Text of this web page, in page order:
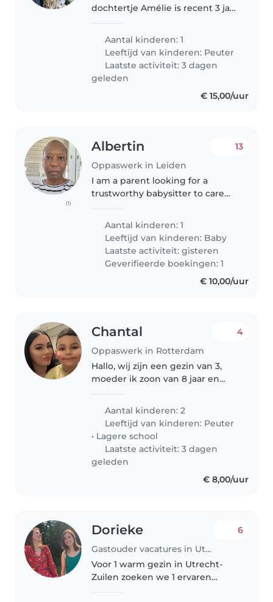
dochtertje Amélie is recent 3 jaar
Hilversum en zoeken een lieve
en betrouwbare oppas die per
20 augustus beschikbaar is..
Aantal kinderen: 1
Leeftijd van kinderen: Peuter
Laatste activiteit: 3 dagen
geleden
€ 15,00/uur
(1)
Albertin
Oppaswerk in Leiden
13
I am a parent looking for a
trustworthy babysitter to care
traveling from Switzerland for a
conference (2-3 September
2026) in Leiden. So, i need
someone..
Aantal kinderen: 1
Leeftijd van kinderen: Baby
Laatste activiteit: gisteren
Geverifieerde boekingen: 1
€ 10,00/uur
Chantal
Oppaswerk in Rotterdam
4
Hallo, wij zijn een gezin van 3,
moeder ik zoon van 8 jaar en
naar een oppas die af en toe een
middag of avond kan oppassen
Aantal kinderen: 2
Leeftijd van kinderen: Peuter
• Lagere school
Laatste activiteit: 3 dagen
geleden
€ 8,00/uur
Dorieke
Gastouder vacatures in Utrecht
6
Voor 1 warm gezin in Utrecht-
Zuilen zoeken we 1 ervaren